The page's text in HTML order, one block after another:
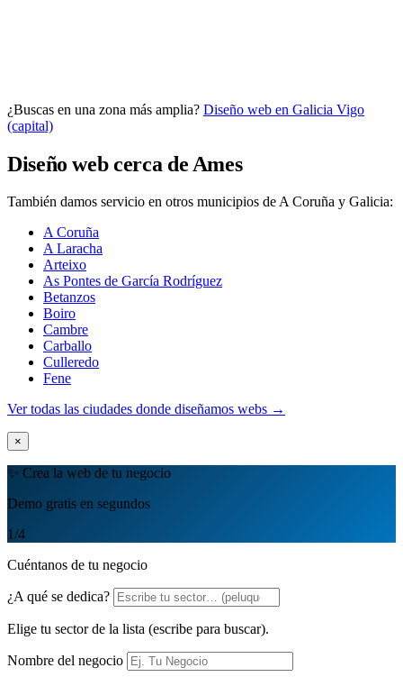
Quiero mi panel
¿Buscas en una zona más amplia? Diseño web en Galicia Vigo
(capital)
Diseño web cerca de Ames
También damos servicio en otros municipios de A Coruña y Galicia:
A Coruña
A Laracha
Arteixo
As Pontes de García Rodríguez
Betanzos
Boiro
Cambre
Carballo
Culleredo
Fene
Ver todas las ciudades donde diseñamos webs →
×
✨ Crea la web de tu negocio
Demo gratis en segundos
1/4
Cuéntanos de tu negocio
¿A qué se dedica?
Elige tu sector de la lista (escribe para buscar).
Nombre del negocio